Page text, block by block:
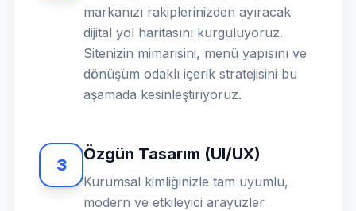
markanızı rakiplerinizden ayıracak
dijital yol haritasını kurguluyoruz.
Sitenizin mimarisini, menü yapısını ve
dönüşüm odaklı içerik stratejisini bu
aşamada kesinleştiriyoruz.
3
Özgün Tasarım (UI/UX)
Kurumsal kimliğinizle tam uyumlu,
modern ve etkileyici arayüzler